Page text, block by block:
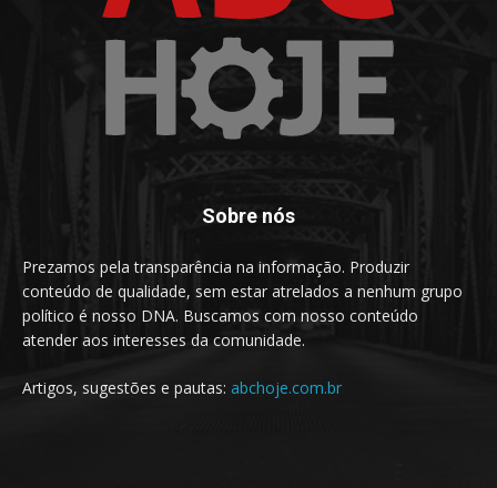
Sobre nós
Prezamos pela transparência na informação. Produzir
conteúdo de qualidade, sem estar atrelados a nenhum grupo
político é nosso DNA. Buscamos com nosso conteúdo
atender aos interesses da comunidade.
Artigos, sugestões e pautas: abchoje.com.br